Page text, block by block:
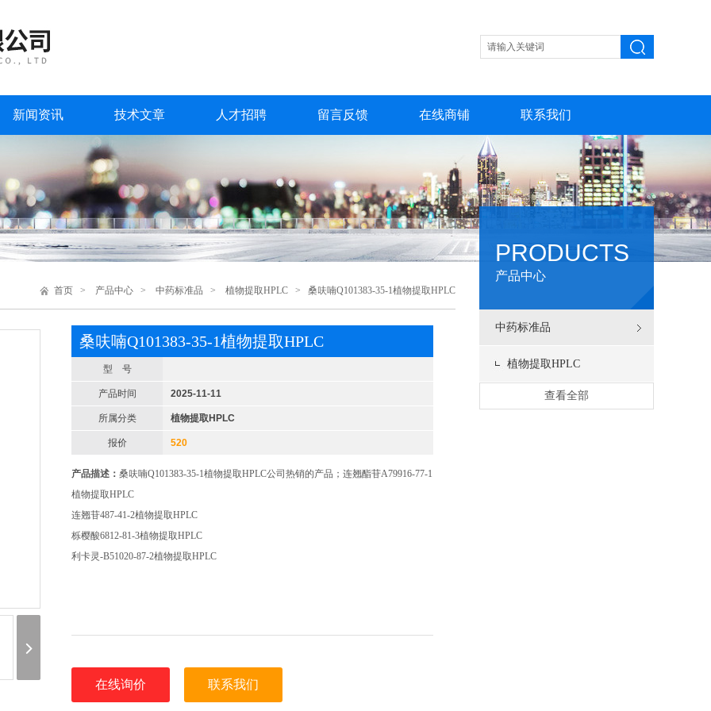
新闻资讯 技术文章 人才招聘 留言反馈 在线商铺 联系我们
PRODUCTS
产品中心
中药标准品
植物提取HPLC
查看全部
首页 > 产品中心 > 中药标准品 > 植物提取HPLC > 桑呋喃Q101383-35-1植物提取HPLC
桑呋喃Q101383-35-1植物提取HPLC
型 号
产品时间 2025-11-11
所属分类 植物提取HPLC
报价 520
产品描述： 桑呋喃Q101383-35-1植物提取HPLC公司热销的产品；连翘酯苷A79916-77-1
植物提取HPLC
连翘苷487-41-2植物提取HPLC
栎樱酸6812-81-3植物提取HPLC
利卡灵-B51020-87-2植物提取HPLC
在线询价 联系我们